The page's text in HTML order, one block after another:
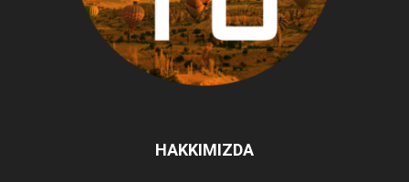
HAKKIMIZDA